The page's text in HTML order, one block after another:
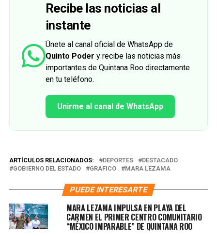
Recibe las noticias al
instante
Únete al canal oficial de WhatsApp de
Quinto Poder y recibe las noticias más
importantes de Quintana Roo directamente
en tu teléfono.
Unirme al canal de WhatsApp
ARTÍCULOS RELACIONADOS: DEPORTES
DESTACADO
GOBIERNO DEL ESTADO
GRAFICO MARA LEZAMA
PUEDE INTERESARTE
MARA LEZAMA IMPULSA EN PLAYA DEL
CARMEN EL PRIMER CENTRO COMUNITARIO
“MÉXICO IMPARABLE” DE QUINTANA ROO